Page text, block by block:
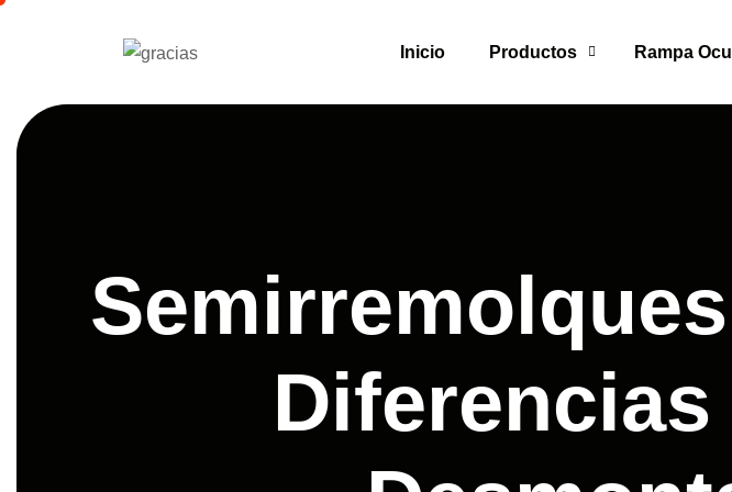
Inicio Productos Rampa